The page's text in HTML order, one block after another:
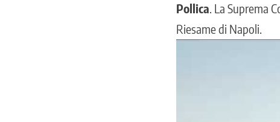
Pollica. La Suprema
Riesame di Napoli.